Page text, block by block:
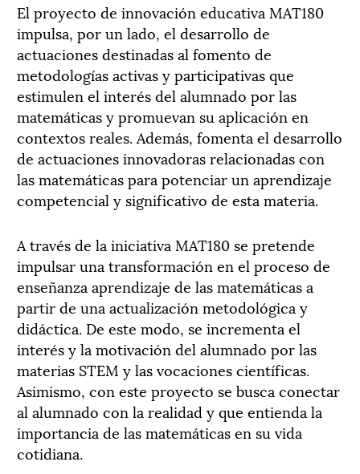
El proyecto de innovación educativa MAT180
impulsa, por un lado, el desarrollo de
actuaciones destinadas al fomento de
metodologías activas y participativas que
estimulen el interés del alumnado por las
matemáticas y promuevan su aplicación en
contextos reales. Además, fomenta el desarrollo
de actuaciones innovadoras relacionadas con
las matemáticas para potenciar un aprendizaje
competencial y significativo de esta materia.
A través de la iniciativa MAT180 se pretende
impulsar una transformación en el proceso de
enseñanza aprendizaje de las matemáticas a
partir de una actualización metodológica y
didáctica. De este modo, se incrementa el
interés y la motivación del alumnado por las
materias STEM y las vocaciones científicas.
Asimismo, con este proyecto se busca conectar
al alumnado con la realidad y que entienda la
importancia de las matemáticas en su vida
cotidiana.